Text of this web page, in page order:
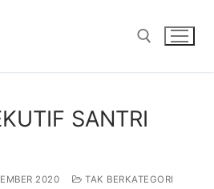
SANTRI
2020
TAK BERKATEGORI